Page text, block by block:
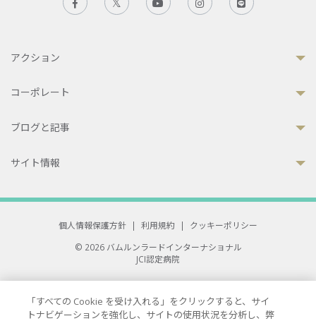
アクション
コーポレート
ブログと記事
サイト情報
個人情報保護方針 | 利用規約 |
クッキーポリシー
© 2026 バムルンラードインターナショナル
JCI認定病院
All rights reserved.
「すべての Cookie を受け入れる」をクリックすると、サイ
トナビゲーションを強化し、サイトの使用状況を分析し、弊